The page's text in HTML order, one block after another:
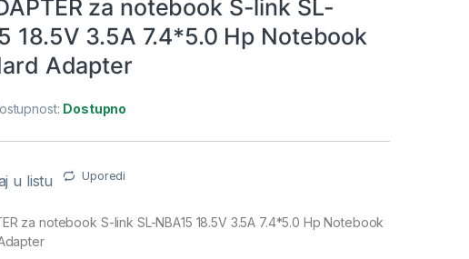
za notebook S-link SL-
18.5V 3.5A 7.4*5.0 Hp Notebook
Adapter
Dostupno
u listu Uporedi
za notebook S-link SL-NBA15 18.5V 3.5A 7.4*5.0 Hp Notebook